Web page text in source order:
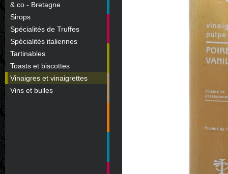
& co - Bretagne
Sirops
Spécialités de Truffes
Spécialités italiennes
Tartinables
Toasts et biscottes
Vinaigres et vinaigrettes
Vins et bulles